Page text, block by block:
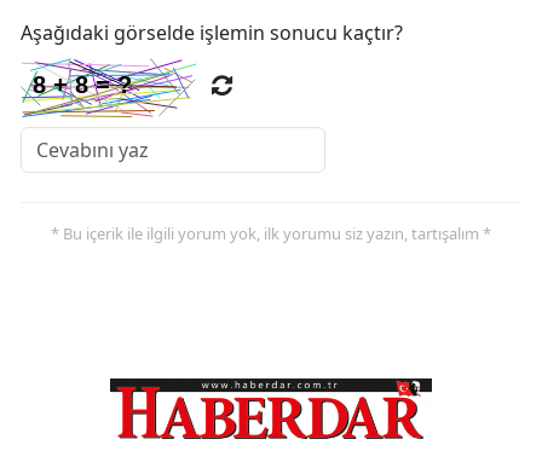
Aşağıdaki görselde işlemin sonucu kaçtır?
* Bu içerik ile ilgili yorum yok, ilk yorumu siz yazın, tartışalım *